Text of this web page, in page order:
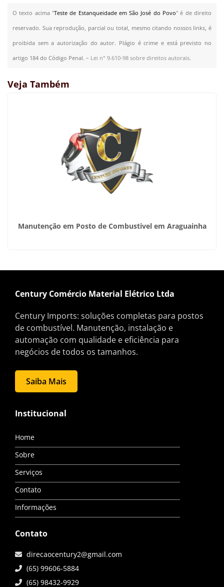
O texto acima "Teste de Estanqueidade em São José do Povo" é de direito
reservado. Sua reprodução, parcial ou total, mesmo citando nossos links, é
proibida sem a autorização do autor. Plágio é crime e está previsto no
artigo 184 do Código Penal. – Lei n° 9.610-98 sobre direitos autorais.
Veja Também
Manutenção em Posto de Combustivel em Araguainha
Century Comércio Material Elétrico Ltda
Century Imports: soluções completas para postos
de combustível. Manutenção, instalação e
automação com qualidade e eficiência para
negócios de todos os tamanhos.
Saiba Mais
Institucional
Home
Sobre
Serviços
Contato
Informações
Contato
direcaocentury2@gmail.com
(65) 99606-5884
(65) 98432-9929